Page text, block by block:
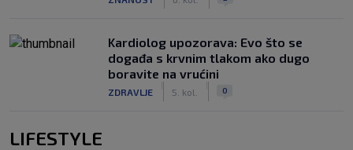
Kardiolog upozorava: Evo što se
događa s krvnim tlakom ako dugo
boravite na vrućini
ZDRAVLJE 5. kol. 0
LIFESTYLE